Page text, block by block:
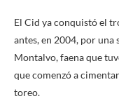
El Cid ya conquistó el
antes, en 2004, por
Montalvo, faena que
que comenzó a
toreo.